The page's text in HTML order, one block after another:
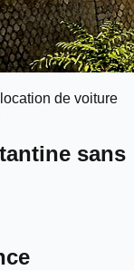
de voiture
sans